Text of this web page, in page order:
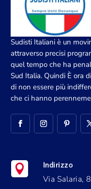
Sudisti Italiani è un
attraverso precisi
quel tempo che ha
Sud Italia. Quindi È ora
di non essere più
che ci hanno
 Indirizzo
Via Salaria,